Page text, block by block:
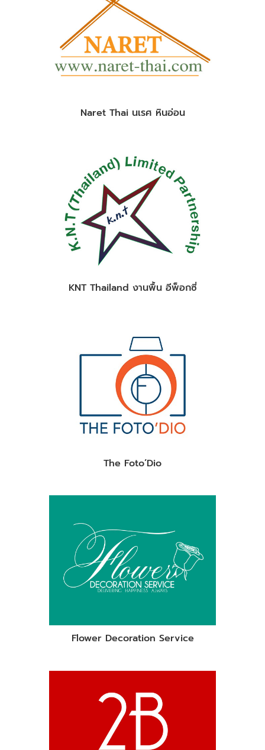
Naret Thai นเรศ หินอ่อน
KNT Thailand งานพื้น อีพ็อกซี่
The Foto’Dio
Flower Decoration Service